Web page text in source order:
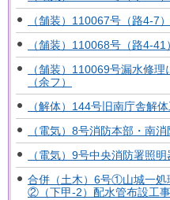
（舗装）110067号（路4-7
（舗装）110068号（路4-41
（舗装）110069号漏水修
（余フ）
（解体）144号旧南庁舎解
（電気）8号消防本部・南
（電気）9号中央消防署照
合併（土木）6号①山城一処
②（下甲-2）配水管布設工